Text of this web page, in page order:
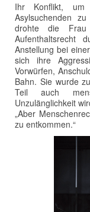
Ihr Konflikt,
Asylsuchenden
drohte die
Aufenthaltsrecht
Anstellung bei
sich ihre
Vorwürfen,
Bahn. Sie wurde
Teil auch
Unzulänglichkeit
„Aber
zu entkommen.“